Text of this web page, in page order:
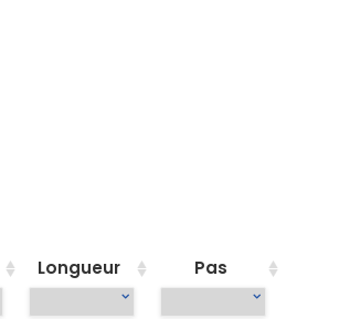
Longueur Pas